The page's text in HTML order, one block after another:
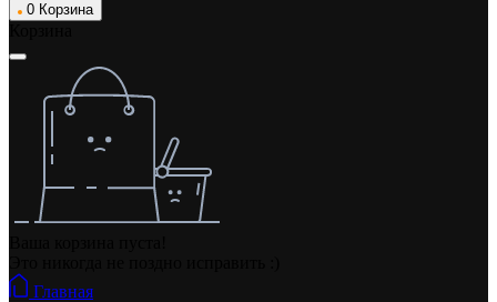
0 Корзина
Главная